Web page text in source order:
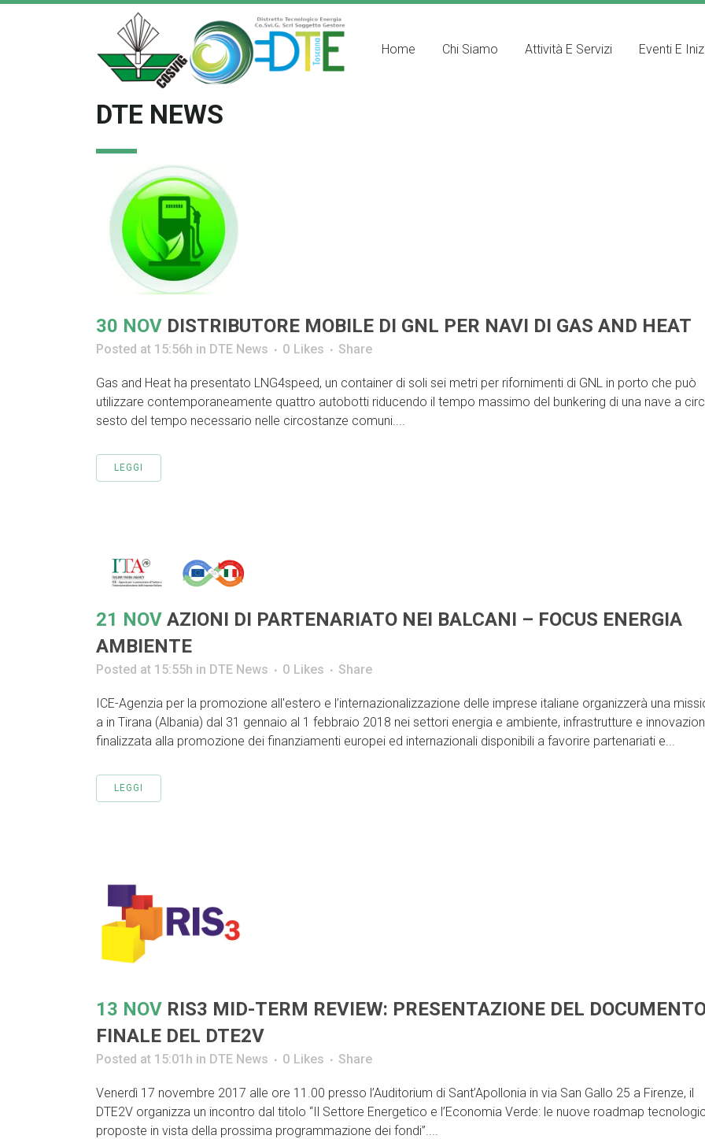
Home Chi Siamo Attività E Servizi Eventi E
DTE NEWS
30 NOV DISTRIBUTORE MOBILE DI GNL PER NAVI DI GAS AND HEAT
Posted at 15:56h in DTE News 0 Likes Share
Gas and Heat ha presentato LNG4speed, un container di soli sei metri per rifornimenti di GNL in porto che può
utilizzare contemporaneamente quattro autobotti riducendo il tempo massimo del bunkering di una nave a
sesto del tempo necessario nelle circostanze comuni....
LEGGI
21 NOV AZIONI DI PARTENARIATO NEI BALCANI – FOCUS ENERGIA
AMBIENTE
Posted at 15:55h in DTE News 0 Likes Share
ICE-Agenzia per la promozione all'estero e l’internazionalizzazione delle imprese italiane organizzerà una
a in Tirana (Albania) dal 31 gennaio al 1 febbraio 2018 nei settori energia e ambiente, infrastrutture e
finalizzata alla promozione dei finanziamenti europei ed internazionali disponibili a favorire partenariati e...
LEGGI
13 NOV RIS3 MID-TERM REVIEW: PRESENTAZIONE DEL
FINALE DEL DTE2V
Posted at 15:01h in DTE News 0 Likes Share
Venerdì 17 novembre 2017 alle ore 11.00 presso l’Auditorium di Sant’Apollonia in via San Gallo 25 a Firenze, il
DTE2V organizza un incontro dal titolo “Il Settore Energetico e l’Economia Verde: le nuove roadmap
proposte in vista della prossima programmazione dei fondi”....